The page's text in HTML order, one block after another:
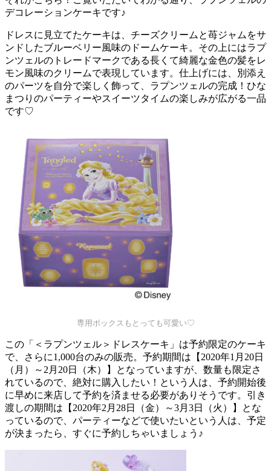
デコレーションケーキです♪
ドレスに見立てたケーキは、チーズクリームと苺ジャムをサ
ンドしたブルーベリー風味のドームケーキ。その上にはラプ
ンツェルのトレードマークである長くて綺麗な金色の髪をレ
モン風味のクリームで表現しています。仕上げには、別添え
のパーツを自分で楽しく飾って、ラプンツェルの完成！ひな
まつりのパーティーやスイーツタイムの楽しみが広がる一品
です♡
専用ボックスもとっても可愛い♡
この「＜ラプンツェル＞ドレスケーキ」は予約限定のケーキ
で、さらに1,000台のみの販売。予約期間は【2020年1月20日
（月）～2月20日（木）】となっていますが、数量も限定さ
れているので、絶対に購入したい！という人は、予約開始後
に早めに来店して予約を済ませる必要がありそうです。引き
渡しの期間は【2020年2月28日（金）～3月3日（火）】とな
っているので、パーティーなどで使いたいという人は、予定
が決まったら、すぐに予約しちゃいましょう♪